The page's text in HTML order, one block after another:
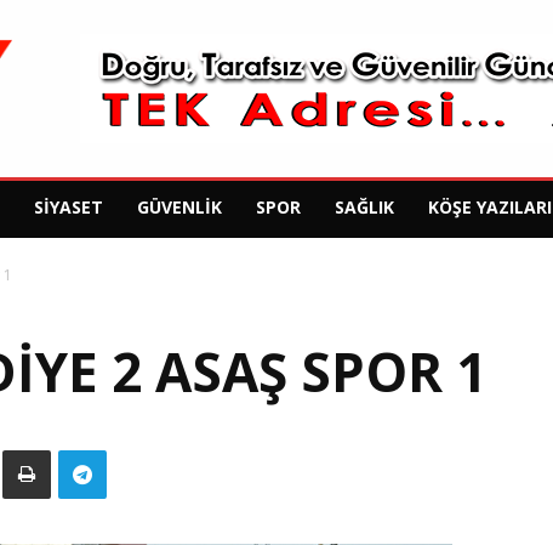
SIYASET GÜVENLIK SPOR SAĞLIK KÖŞE YAZILARI
2 ASAŞ SPOR 1